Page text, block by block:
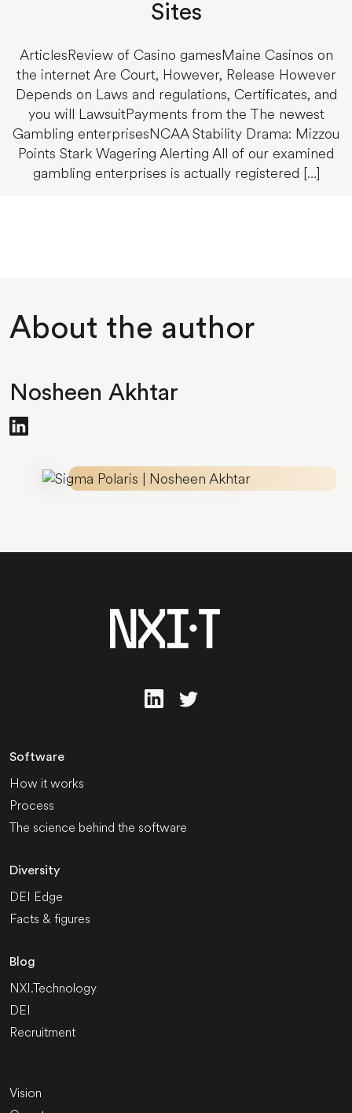
Sites
ArticlesReview of Casino gamesMaine Casinos on
the internet Are Court, However, Release However
Depends on Laws and regulations, Certificates, and
you will LawsuitPayments from the The newest
Gambling enterprisesNCAA Stability Drama: Mizzou
Points Stark Wagering Alerting All of our examined
gambling enterprises is actually registered […]
About the author
Nosheen Akhtar
Software
How it works
Process
The science behind the software
Diversity
DEI Edge
Facts & figures
Blog
NXI.Technology
DEI
Recruitment
Vision